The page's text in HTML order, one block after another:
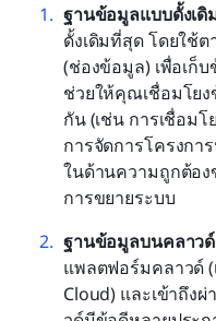
ฐานข้อมูลแบบดั้งเดิ
ดั้งเดิมที่สุด โดยใช้
(ช่องข้อมูล) เพื่อเก็
ช่วยให้คุณเชื่อมโยง
กัน (เช่น การเชื่อม
การจัดการโครงกา
ในด้านความถูกต้อ
การขยายระบบ
ฐานข้อมูลบนคลาว
แพลตฟอร์มคลาวด์ (
Cloud) และเข้าถึง